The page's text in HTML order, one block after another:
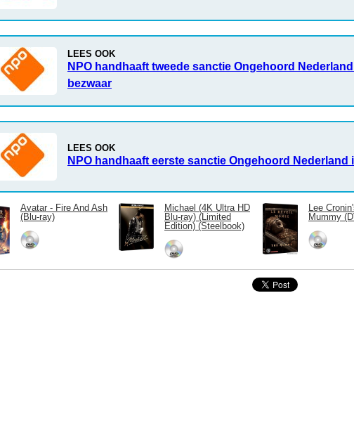
LEES OOK
NPO handhaaft tweede sanctie Ongehoord
bezwaar
LEES OOK
NPO handhaaft eerste sanctie Ongehoord Nederland
Avatar - Fire And Ash
(Blu-ray)
Michael (4K Ultra HD
Blu-ray) (Limited
Edition) (Steelbook)
Lee
Mummy